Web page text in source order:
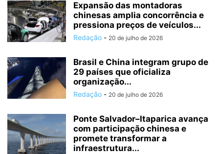
Expansão das montadoras
chinesas amplia concorrência e
pressiona preços de veículos...
Redação - 20 de julho de 2026
Brasil e China integram grupo de
29 países que oficializa
organização...
Redação - 20 de julho de 2026
Ponte Salvador–Itaparica avança
com participação chinesa e
promete transformar a
infraestrutura...